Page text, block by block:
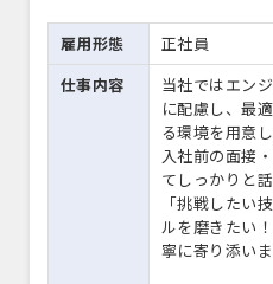
雇用形態
正社員
仕事内容
当社ではエン
に配慮し、最
る環境を用意し
入社前の面接
てしっかりと話
「挑戦したい
ルを磨きたい
寧に寄り添いま